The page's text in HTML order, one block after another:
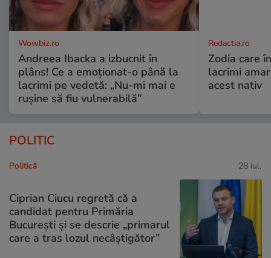
Wowbiz.ro
Andreea Ibacka a izbucnit în
plâns! Ce a emoționat-o până la
lacrimi pe vedetă: „Nu-mi mai e
rușine să fiu vulnerabilă”
Redactia.ro
Zodia care
lacrimi
acest nativ
POLITIC
Politică 28 iul.
Ciprian Ciucu regretă că a
candidat pentru Primăria
București și se descrie „primarul
care a tras lozul necâștigător”